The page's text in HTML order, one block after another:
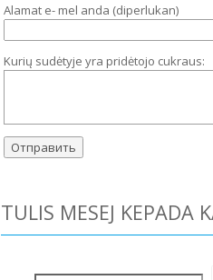
Alamat e- mel anda (diperlukan)
Kurių sudėtyje yra pridėtojo cukraus:
TULIS MESEJ KEPADA